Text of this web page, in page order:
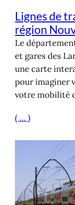
Lignes de
région
Le
et gares des
une carte
pour imaginer
votre mobilité
( … )